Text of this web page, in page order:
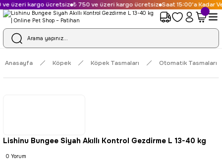
üzeri kargo ücretsiz ₺ 750 ve üzeri kargo ücretsiz Saat 15:00'a Kadar
Anasayfa Köpek Köpek Tasmaları Otomatik Tasmaları
Lishinu Bungee Siyah Akıllı Kontrol Gezdirme L 13-40 kg
0 Yorum